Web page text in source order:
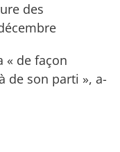
des
« de façon
de son parti », a-